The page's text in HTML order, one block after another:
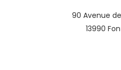
90 Avenue
13990